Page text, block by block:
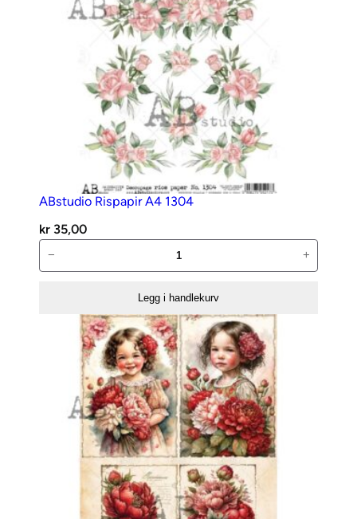
ABstudio Rispapir A4 1304
kr 35,00
Rispapir
− +
Legg i handlekurv